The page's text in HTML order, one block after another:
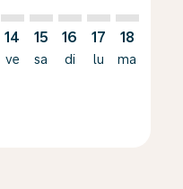
14
ve
15
sa
16
di
17
lu
18
ma